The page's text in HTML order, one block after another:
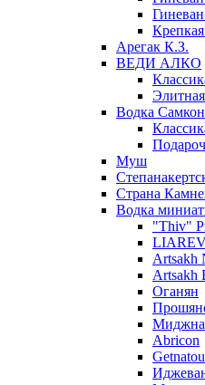
Арегак К.З.
ВЕДИ АЛКО
Элитная
Водка
Муш
Страна
Водка
"Thiv"
Artsakh
Artsakh
Оганян
Abricon